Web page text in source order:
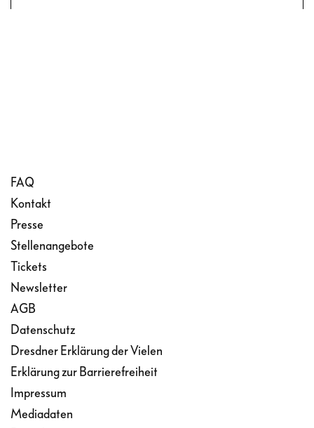
FAQ
Kontakt
Presse
Stellenangebote
Tickets
Newsletter
AGB
Datenschutz
Dresdner Erklärung der Vielen
Erklärung zur Barrierefreiheit
Impressum
Mediadaten